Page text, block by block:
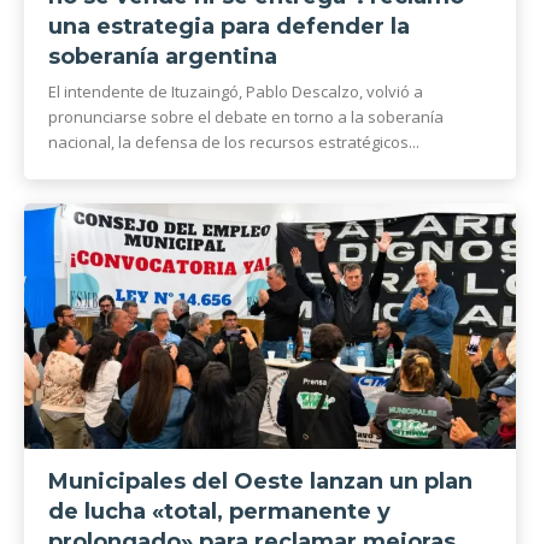
una estrategia para defender la
soberanía argentina
El intendente de Ituzaingó, Pablo Descalzo, volvió a
pronunciarse sobre el debate en torno a la soberanía
nacional, la defensa de los recursos estratégicos...
Municipales del Oeste lanzan un plan
de lucha «total, permanente y